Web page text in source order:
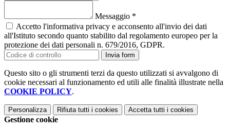
Messaggio *
Accetto l'informativa privacy e acconsento all'invio dei dati
all'Istituto secondo quanto stabilito dal regolamento europeo per la
protezione dei dati personali n. 679/2016, GDPR.
Invia form
Questo sito o gli strumenti terzi da questo utilizzati si avvalgono di
cookie necessari al funzionamento ed utili alle finalità illustrate nella
COOKIE POLICY.
Personalizza Rifiuta tutti i cookies Accetta tutti i cookies
Gestione cookie